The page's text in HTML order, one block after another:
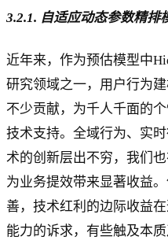
3.2.1. 自适应动态参数精排
近年来，作为预估模型中
研究领域之一，用户行为
不少贡献，为千人千面的
技术支持。全域行为、实
术的创新层出不穷，我们
为业务提效带来显著收益
善，技术红利的边际收益
能力的诉求，有些触及本